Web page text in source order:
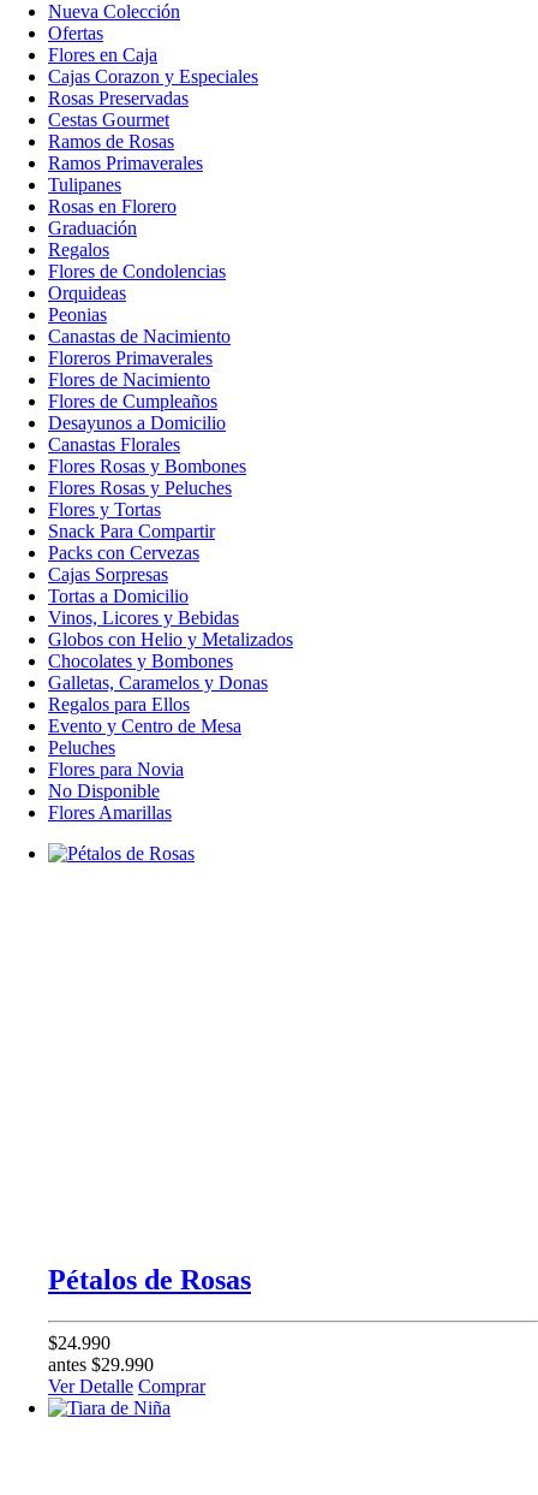
Nueva Colección
Ofertas
Flores en Caja
Cajas Corazon y Especiales
Rosas Preservadas
Cestas Gourmet
Ramos de Rosas
Ramos Primaverales
Tulipanes
Rosas en Florero
Graduación
Regalos
Flores de Condolencias
Orquideas
Peonias
Canastas de Nacimiento
Floreros Primaverales
Flores de Nacimiento
Flores de Cumpleaños
Desayunos a Domicilio
Canastas Florales
Flores Rosas y Bombones
Flores Rosas y Peluches
Flores y Tortas
Snack Para Compartir
Packs con Cervezas
Cajas Sorpresas
Tortas a Domicilio
Vinos, Licores y Bebidas
Globos con Helio y Metalizados
Chocolates y Bombones
Galletas, Caramelos y Donas
Regalos para Ellos
Evento y Centro de Mesa
Peluches
Flores para Novia
No Disponible
Flores Amarillas
Pétalos de Rosas
$24.990
antes $29.990
Ver Detalle Comprar